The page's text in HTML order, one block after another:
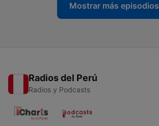
Mostrar más episodios
Radios del Perú
Radios y Podcasts